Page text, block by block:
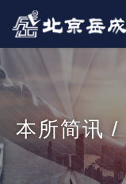
本所简讯 /